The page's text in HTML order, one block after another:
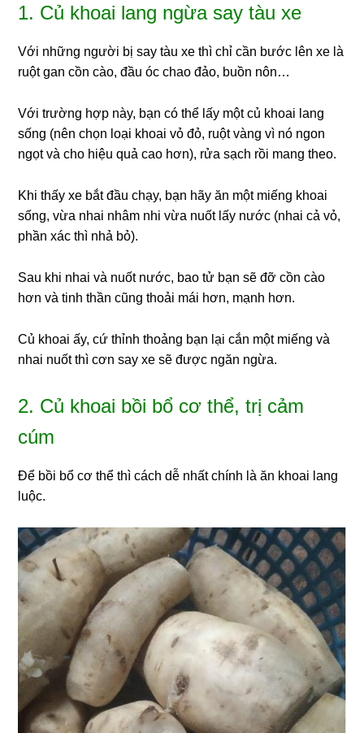
1. Củ khoai lang ngừa say tàu xe
Với những người bị say tàu xe thì chỉ cần bước lên xe là
ruột gan cồn cào, đầu óc chao đảo, buồn nôn…
Với trường hợp này, bạn có thể lấy một củ khoai lang
sống (nên chọn loại khoai vỏ đỏ, ruột vàng vì nó ngon
ngọt và cho hiệu quả cao hơn), rửa sạch rồi mang theo.
Khi thấy xe bắt đầu chạy, bạn hãy ăn một miếng khoai
sống, vừa nhai nhâm nhi vừa nuốt lấy nước (nhai cả vỏ,
phần xác thì nhả bỏ).
Sau khi nhai và nuốt nước, bao tử bạn sẽ đỡ cồn cào
hơn và tinh thần cũng thoải mái hơn, mạnh hơn.
Củ khoai ấy, cứ thỉnh thoảng bạn lại cắn một miếng và
nhai nuốt thì cơn say xe sẽ được ngăn ngừa.
2. Củ khoai bồi bổ cơ thể, trị cảm
cúm
Để bồi bổ cơ thể thì cách dễ nhất chính là ăn khoai lang
luộc.